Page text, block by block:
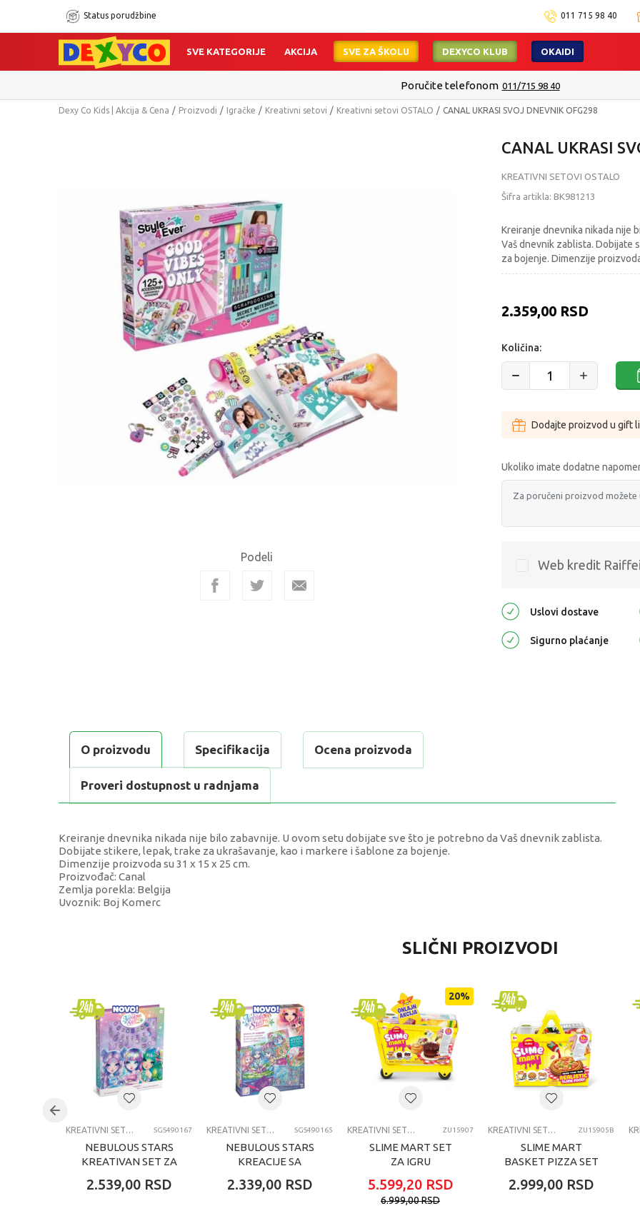
Status porudžbine 011 715 98 40
SVE KATEGORIJE AKCIJA SVE ZA ŠKOLU DEXYCO KLUB OKAIDI
Poručite telefonom 011/715 98 40
Dexy Co Kids | Akcija & Cena Proizvodi Igračke Kreativni setovi Kreativni setovi OSTALO CANAL UKRASI SVOJ DNEVNIK OFG298
Podeli
CANAL UKRASI
KREATIVNI SETOVI OSTALO
Šifra artikla: BK981213
Kreiranje dnevnika nikada nije
Vaš dnevnik zablista. Dobijate
za bojenje. Dimenzije
2.359,00 RSD
Količina:
Dodajte proizvod u gift
Ukoliko imate dodatne
Web kredit
Uslovi dostave
Sigurno plaćanje
O proizvodu Specifikacija Ocena proizvoda
Proveri dostupnost u radnjama
Kreiranje dnevnika nikada nije bilo zabavnije. U ovom setu dobijate sve što je potrebno da Vaš dnevnik zablista.
Dobijate stikere, lepak, trake za ukrašavanje, kao i markere i šablone za bojenje.
Dimenzije proizvoda su 31 x 15 x 25 cm.
Proizvođač: Canal
Zemlja porekla: Belgija
Uvoznik: Boj Komerc
Kreativni setovi OSTALO
Pol devojčice
Uzrast
Kategorija
SLIČNI PROIZVODI
KREATIVNI SETOVI OSTALO SGS490167
NEBULOUS STARS
KREATIVAN SET ZA
NARUKVICA
2.539,00 RSD
KREATIVNI SETOVI OSTALO SGS490165
NEBULOUS STARS
KREACIJE SA
DUGA
2.339,00 RSD
20%
KREATIVNI SETOVI OSTALO ZU15907
SLIME MART SET
ZA IGRU
5.599,20 RSD
6.999,00RSD
KREATIVNI SETOVI OSTALO ZU15905B
SLIME MART
BASKET PIZZA SET
2.999,00 RSD